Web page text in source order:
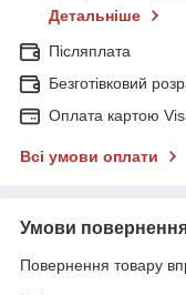
Детальніше
Післяплата
Безготівковий
Оплата картою
Всі умови оплати
Умови
Повернення товару